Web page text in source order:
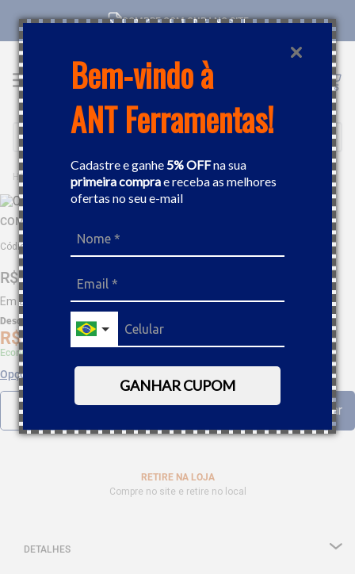
Bem-vindo à
ANT Ferramentas!
Cadastre e ganhe5% OFFna sua
primeira comprae receba as melhores
ofertas no seu e-mail
GANHAR CUPOM
COMPRE COM CNPJ NO SITE
Buscar
FERRAMENTAS MANUAIS COMPASSO COMPASSO DE PONTA 18" GEDORE 043021
COMPASSO DE PONTA 18" GEDORE 043021
Código
R$ 232
Em até 25,83sem juros
Desc. de 62
R$ 84
Economize 5% à vista com Boleto, PIX
Opções de parcelamento
RETIRE NA LOJA
Compre no site e retire no local
DETALHES